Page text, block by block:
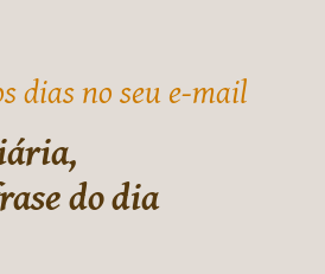
dias no seu e-mail
do dia